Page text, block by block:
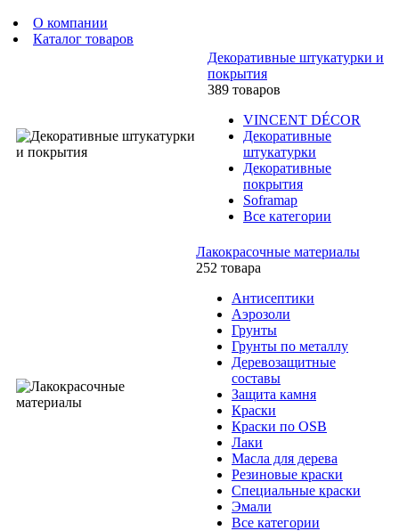
О компании
Каталог товаров
Декоративные штукатурки и
покрытия
389 товаров
VINCENT DÉCOR
Декоративные
штукатурки
Декоративные
покрытия
Soframap
Все категории
Лакокрасочные материалы
252 товара
Антисептики
Аэрозоли
Грунты
Грунты по металлу
Деревозащитные
составы
Защита камня
Краски
Краски по OSB
Лаки
Масла для дерева
Резиновые краски
Специальные краски
Эмали
Все категории